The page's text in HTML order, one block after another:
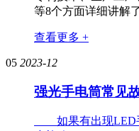
等8个方面详细讲解
查看更多 +
05 2023-12
强光手电筒常见
如果有出现LED